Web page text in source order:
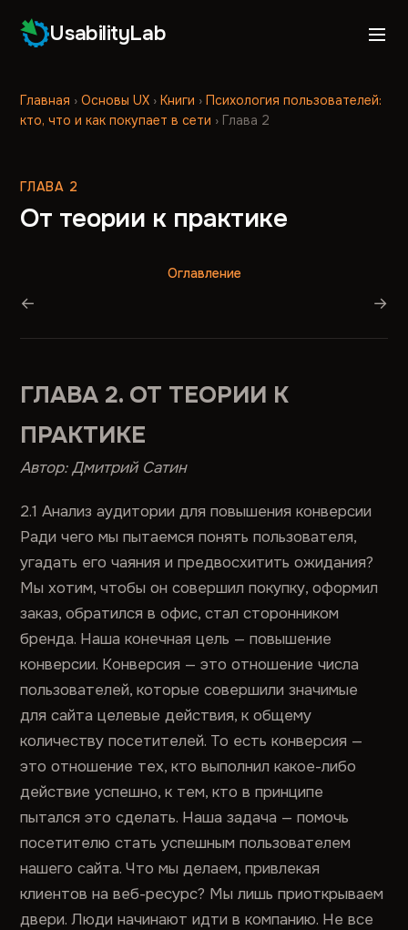
UsabilityLab
Главная ›Основы UX ›Книги ›Психология пользователей:
кто, что и как покупает в сети › Глава 2
ГЛАВА 2
От теории к практике
←
Оглавление
→
ГЛАВА 2. ОТ ТЕОРИИ К
ПРАКТИКЕ
Автор: Дмитрий Сатин
2.1 Анализ аудитории для повышения конверсии
Ради чего мы пытаемся понять пользователя,
угадать его чаяния и предвосхитить ожидания?
Мы хотим, чтобы он совершил покупку, оформил
заказ, обратился в офис, стал сторонником
бренда. Наша конечная цель — повышение
конверсии. Конверсия — это отношение числа
пользователей, которые совершили значимые
для сайта целевые действия, к общему
количеству посетителей. То есть конверсия —
это отношение тех, кто выполнил какое-либо
действие успешно, к тем, кто в принципе
пытался это сделать. Наша задача — помочь
посетителю стать успешным пользователем
нашего сайта. Что мы делаем, привлекая
клиентов на веб-ресурс? Мы лишь приоткрываем
двери. Люди начинают идти в компанию. Не все